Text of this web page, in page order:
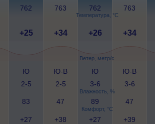
Температура, °C
Ветер, метр/с
Влажность, %
Комфорт, °C
762 763 762 763
+25 +34 +26 +34
Ю
2-5
Ю-В
2-5
Ю
3-6
Ю-В
3-6
83 47 89 47
+27 +38 +27 +39